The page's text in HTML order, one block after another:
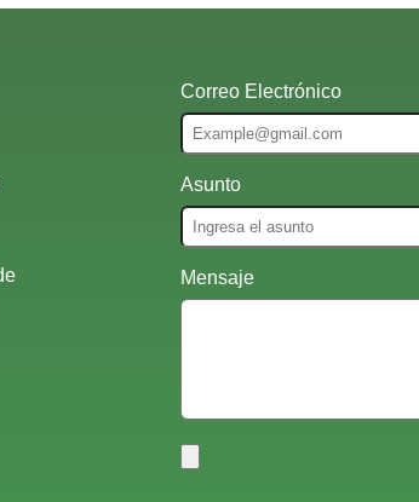
Correo Electrónico
Asunto
Mensaje